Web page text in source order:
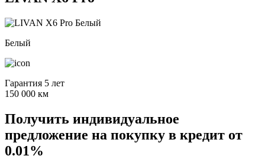
Белый
Гарантия 5 лет
150 000 км
Получить индивидуальное
предложение на покупку в кредит от
0.01%